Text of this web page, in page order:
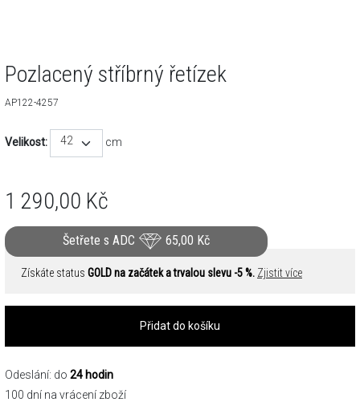
Pozlacený stříbrný řetízek
AP122-4257
Velikost: 42 cm
1 290,00 Kč
Šetřete s ADC 65,00 Kč
Získáte status GOLD na začátek a trvalou slevu -5 %. Zjistit více
Přidat do košíku
Odeslání: do 24 hodin
100 dní na vrácení zboží